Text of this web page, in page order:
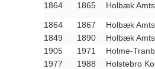
1864 1865 Holbæk
1864 1867
Holbæk
1849
1890
Holbæk
1905
1971
Holme-
1977
1988 Holstebro